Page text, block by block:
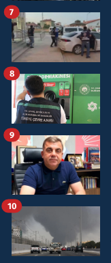
7
8
9
10